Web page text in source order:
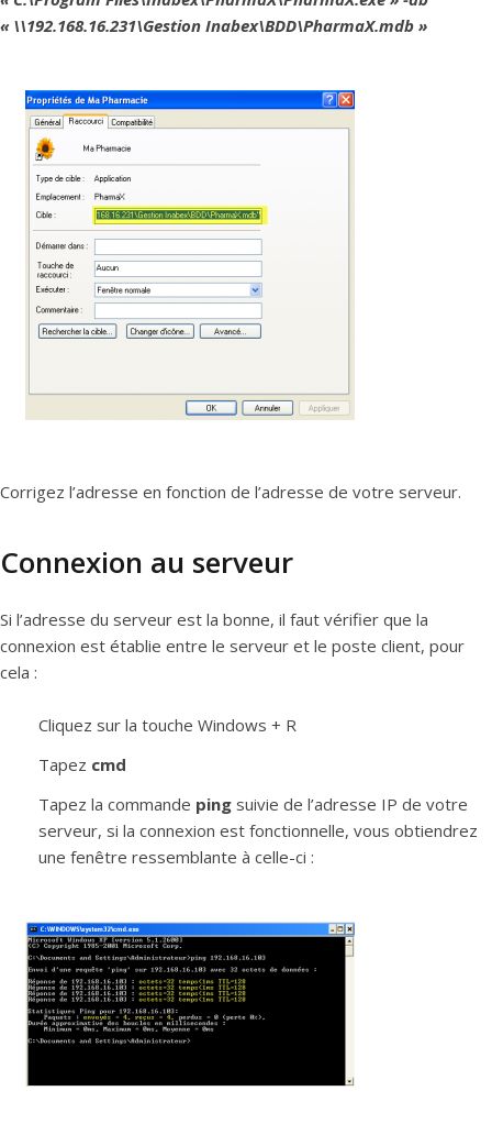
« \\192.168.16.231\Gestion Inabex\BDD\PharmaX.mdb »
Corrigez l’adresse en fonction de l’adresse de votre serveur.
Connexion au serveur
Si l’adresse du serveur est la bonne, il faut vérifier que la
connexion est établie entre le serveur et le poste client, pour
cela :
Cliquez sur la touche Windows + R
Tapez cmd
Tapez la commande ping suivie de l’adresse IP de votre
serveur, si la connexion est fonctionnelle, vous obtiendrez
une fenêtre ressemblante à celle-ci :